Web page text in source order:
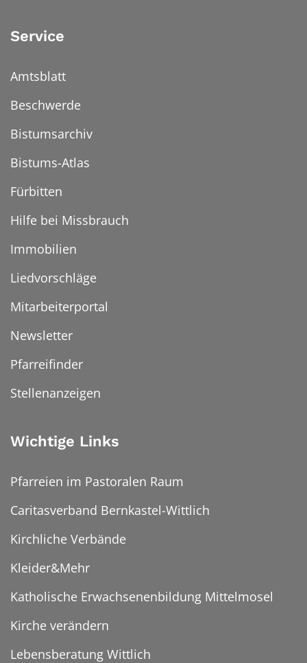
Service
Amtsblatt
Beschwerde
Bistumsarchiv
Bistums-Atlas
Fürbitten
Hilfe bei Missbrauch
Immobilien
Liedvorschläge
Mitarbeiterportal
Newsletter
Pfarreifinder
Stellenanzeigen
Wichtige Links
Pfarreien im Pastoralen Raum
Caritasverband Bernkastel-Wittlich
Kirchliche Verbände
Kleider&Mehr
Katholische Erwachsenenbildung Mittelmosel
Kirche verändern
Lebensberatung Wittlich